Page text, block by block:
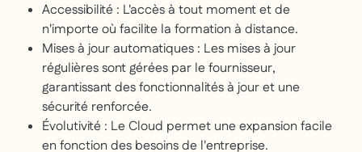
Accessibilité : L'accès à tout moment et de
n'importe où facilite la formation à distance.
Mises à jour automatiques : Les mises à jour
régulières sont gérées par le fournisseur,
garantissant des fonctionnalités à jour et une
sécurité renforcée.
Évolutivité : Le Cloud permet une expansion facile
en fonction des besoins de l'entreprise.